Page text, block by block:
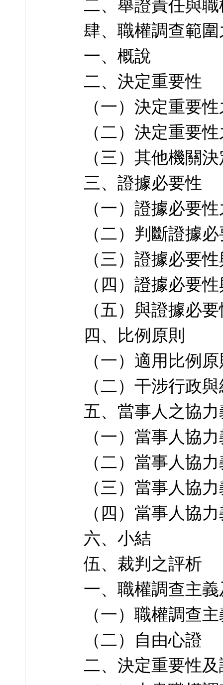
二、舉證責任與
肆、職權調查範
一、概說
二、決定重要性
（一）決定重要
（二）決定重要
（三）其他機關
三、證據必要性
（一）證據必要
（二）判斷證據
（三）證據必要
（四）證據必要
（五）與證據必
四、比例原則
（一）適用比例
（二）干涉行政
五、當事人之協
（一）當事人協
（二）當事人協
（三）當事人協
（四）當事人協
六、小結
伍、裁判之評析
一、職權調查主
（一）職權調查
（二）自由心證
二、決定重要性